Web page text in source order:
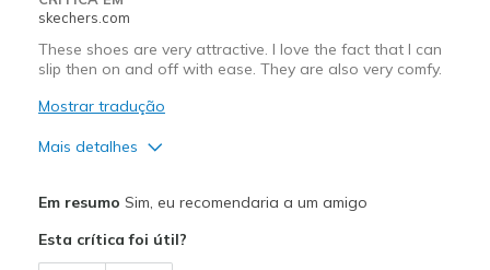
Travel
Width
Feels true to width
Sizing
skechers.com
These shoes are very attractive. I love the fact that I can
slip then on and off with ease. They are also very comfy.
Mostrar tradução
Mais detalhes
Breathe Well
Em resumo Sim, eu recomendaria a um amigo
Esta crítica foi útil?